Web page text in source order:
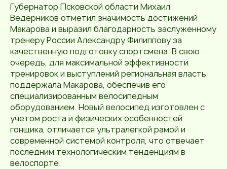
Губернатор Псковской области Михаил
Ведерников отметил значимость достижений
Макарова и выразил благодарность заслуженному
тренеру России Александру Филиппову за
качественную подготовку спортсмена. В свою
очередь, для максимальной эффективности
тренировок и выступлений региональная власть
поддержала Макарова, обеспечив его
специализированным велосипедным
оборудованием. Новый велосипед изготовлен с
учетом роста и физических особенностей
гонщика, отличается ультралегкой рамой и
современной системой контроля, что отвечает
последним технологическим тенденциям в
велоспорте.